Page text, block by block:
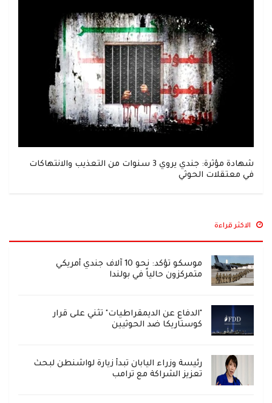
شهادة مؤثرة: جندي يروي 3 سنوات من التعذيب والانتهاكات
في معتقلات الحوثي
الاكثر قراءة
موسكو تؤكد: نحو 10 آلاف جندي أمريكي
متمركزون حالياً في بولندا
"الدفاع عن الديمقراطيات" تثني على قرار
كوستاريكا ضد الحوثيين
رئيسة وزراء اليابان تبدأ زيارة لواشنطن لبحث
تعزيز الشراكة مع ترامب